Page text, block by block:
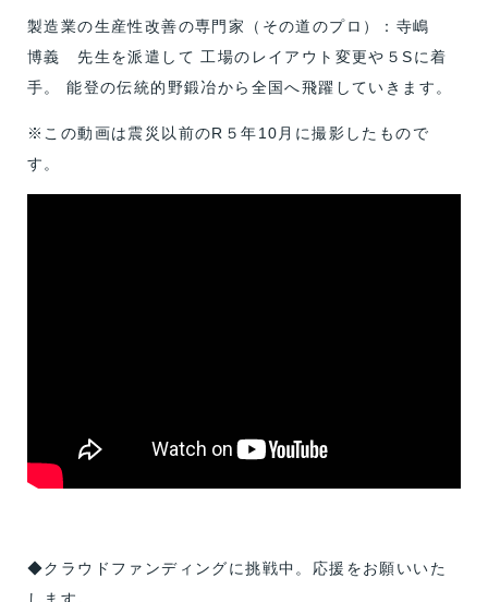
製造業の生産性改善の専門家（その道のプロ）：寺嶋
博義 先生を派遣して 工場のレイアウト変更や５Sに着
手。 能登の伝統的野鍛冶から全国へ飛躍していきます。
※この動画は震災以前のR５年10月に撮影したもので
す。
◆クラウドファンディングに挑戦中。応援をお願いいた